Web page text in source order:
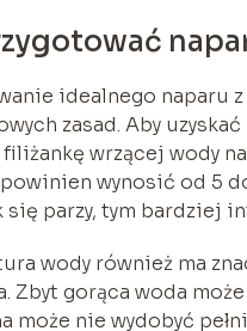
idealnego naparu
zasad. Aby
wrzącej wody
wynosić od 5
się parzy, tym bardziej
wody również ma
Zbyt gorąca woda
może nie wydobyć